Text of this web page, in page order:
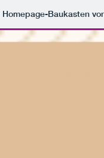
Baukasten